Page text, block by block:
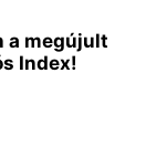
a megújult
Index!